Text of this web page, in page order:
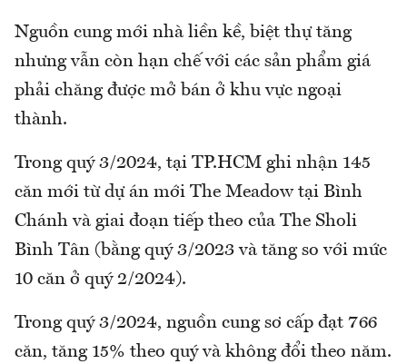
Nguồn cung mới nhà liền kề, biệt thự tăng
nhưng vẫn còn hạn chế với các sản phẩm giá
phải chăng được mở bán ở khu vực ngoại
thành.
Trong quý 3/2024, tại TP.HCM ghi nhận 145
căn mới từ dự án mới The Meadow tại Bình
Chánh và giai đoạn tiếp theo của The Sholi
Bình Tân (bằng quý 3/2023 và tăng so với mức
10 căn ở quý 2/2024).
Trong quý 3/2024, nguồn cung sơ cấp đạt 766
căn, tăng 15% theo quý và không đổi theo năm.